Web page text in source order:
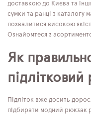
доставкою до Києва та
сумки та ранці з каталогу
похвалитися високою
Ознайомтеся з
Як
підлітковий
Підліток вже досить
підбирати модний рюкзак